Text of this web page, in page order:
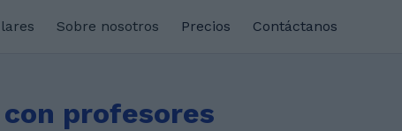
Sobre nosotros Precios Contáctanos
con profesores